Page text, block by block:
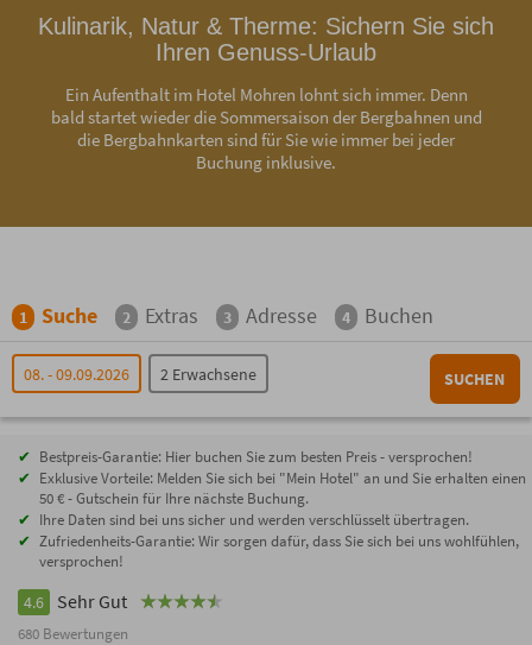
Kulinarik, Natur & Therme: Sichern Sie sich
Ihren Genuss-Urlaub
Ein Aufenthalt im Hotel Mohren lohnt sich immer. Denn
bald startet wieder die Sommersaison der Bergbahnen und
die Bergbahnkarten sind für Sie wie immer bei jeder
Buchung inklusive.
1 Suche 2 Extras 3 Adresse 4 Buchen
08. - 09.09.2026 2 Erwachsene SUCHEN
Bestpreis-Garantie: Hier buchen Sie zum besten Preis - versprochen!
Exklusive Vorteile: Melden Sie sich bei "Mein Hotel" an und Sie erhalten einen
50 € - Gutschein für Ihre nächste Buchung.
Ihre Daten sind bei uns sicher und werden verschlüsselt übertragen.
Zufriedenheits-Garantie: Wir sorgen dafür, dass Sie sich bei uns wohlfühlen,
versprochen!
4.6 Sehr Gut
680 Bewertungen